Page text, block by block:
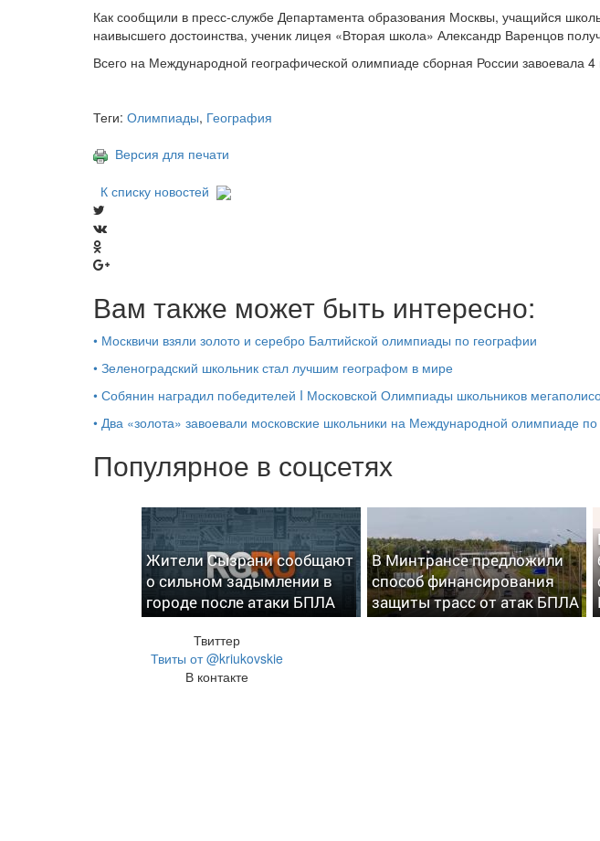
Как сообщили в пресс-службе Департамента образования Москвы, учащийся
наивысшего достоинства, ученик лицея «Вторая школа» Александр Варенцов
Всего на Международной географической олимпиаде сборная России завоевала 4
Теги: Олимпиады, География
Версия для печати
К списку новостей
Вам также может быть интересно:
• Москвичи взяли золото и серебро Балтийской олимпиады по географии
• Зеленоградский школьник стал лучшим географом в мире
• Собянин наградил победителей I Московской Олимпиады школьников
• Два «золота» завоевали московские школьники на Международной олимпиаде
Популярное в соцсетях
Жители Сызрани сообщают
о сильном задымлении в
городе после атаки БПЛА
В Минтрансе предложили
способ финансирования
защиты трасс от атак БПЛА
Твиттер
Твиты от @kriukovskie
В контакте